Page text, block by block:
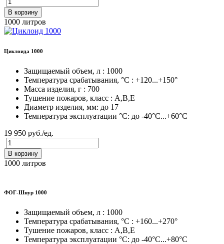
В корзину
1000 литров
Циклоида 1000
Защищаемый объем, л : 1000
Температура срабатывания, °C : +120...+150°
Масса изделия, г : 700
Тушение пожаров, класс : A,B,E
Диаметр изделия, мм: до 17
Температура эксплуатации °C: до -40°C...+60°C
19 950 руб./ед.
В корзину
1000 литров
ФОГ-Шнур 1000
Защищаемый объем, л : 1000
Температура срабатывания, °C : +160...+270°
Тушение пожаров, класс : A,B,E
Температура эксплуатации °C: до -40°C...+80°C